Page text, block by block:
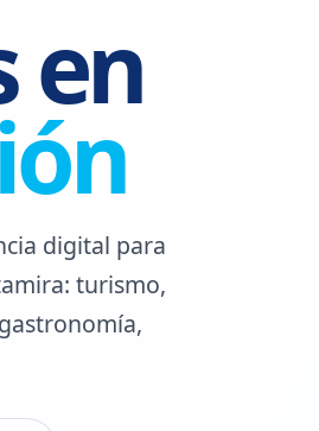
en
digital para
turismo,